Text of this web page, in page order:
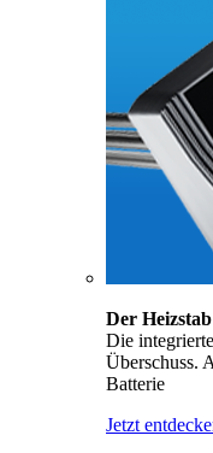
Der
Die
Überschuss.
Batterie
Jetzt